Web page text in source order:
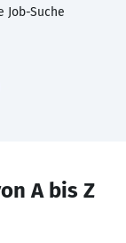
Job-Suche
A bis Z